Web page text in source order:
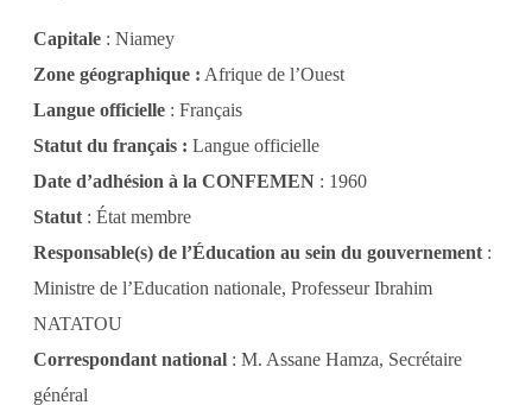
Capitale : Niamey
Zone géographique : Afrique de l’Ouest
Langue officielle : Français
Statut du français : Langue officielle
Date d’adhésion à la CONFEMEN : 1960
Statut : État membre
Responsable(s) de l’Éducation au sein du gouvernement :
Ministre de l’Education nationale, Professeur Ibrahim
NATATOU
Correspondant national : M. Assane Hamza, Secrétaire
général